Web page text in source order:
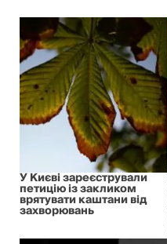
У Києві зареєстрували
петицію із закликом
врятувати каштани від
захворювань